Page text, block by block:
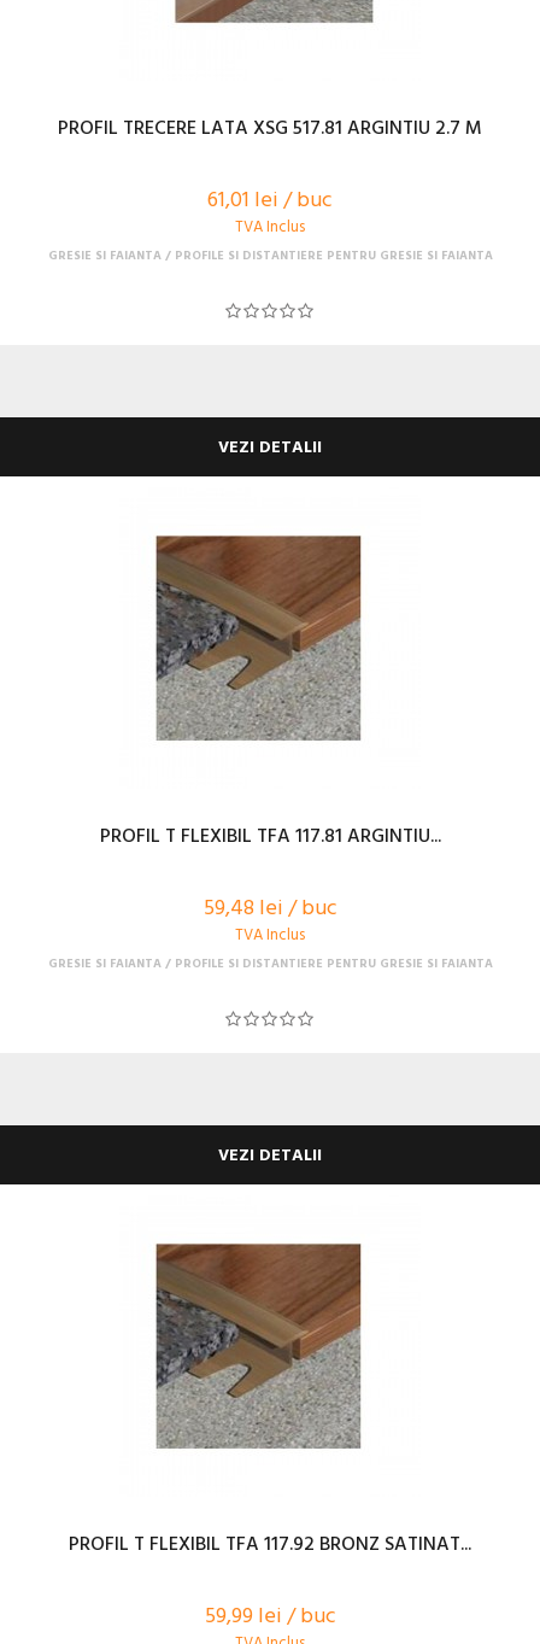
PROFIL TRECERE LATA XSG 517.81 ARGINTIU 2.7 M
61,01 lei / buc
TVA Inclus
GRESIE SI FAIANTA PROFILE SI DISTANTIERE PENTRU GRESIE SI FAIANTA
VEZI DETALII
PROFIL T FLEXIBIL TFA 117.81 ARGINTIU...
59,48 lei / buc
TVA Inclus
GRESIE SI FAIANTA PROFILE SI DISTANTIERE PENTRU GRESIE SI FAIANTA
VEZI DETALII
PROFIL T FLEXIBIL TFA 117.92 BRONZ SATINAT...
59,99 lei / buc